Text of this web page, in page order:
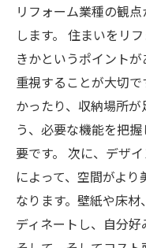
リフォーム業種の観
します。 住まいをリ
きかというポイント
重視することが大切
かったり、収納場所
う、必要な機能を把
要です。 次に、デザ
によって、空間がよ
なります。壁紙や床
ディネートし、自分好